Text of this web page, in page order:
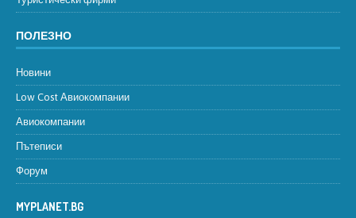
ПОЛЕЗНО
Новини
Low Cost Авиокомпании
Авиокомпании
Пътеписи
Форум
MYPLANET.BG